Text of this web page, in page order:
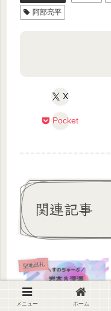
阿部亮平
X
Pocket
関連記事
聖地巡礼
メニュー ホーム